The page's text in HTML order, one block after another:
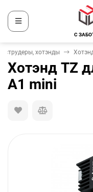
С
хотэнды
Хотэнд TZ
A1 mini